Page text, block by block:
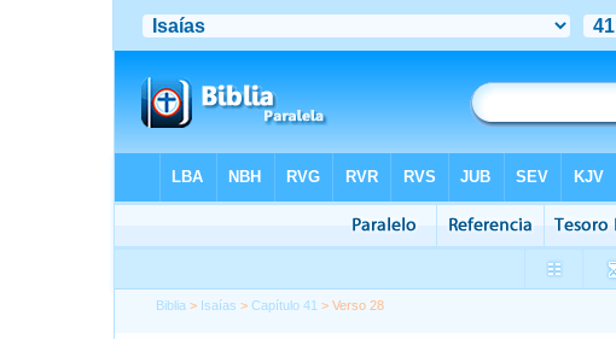
Biblia > Isaías >Capítulo 41 > Verso 28